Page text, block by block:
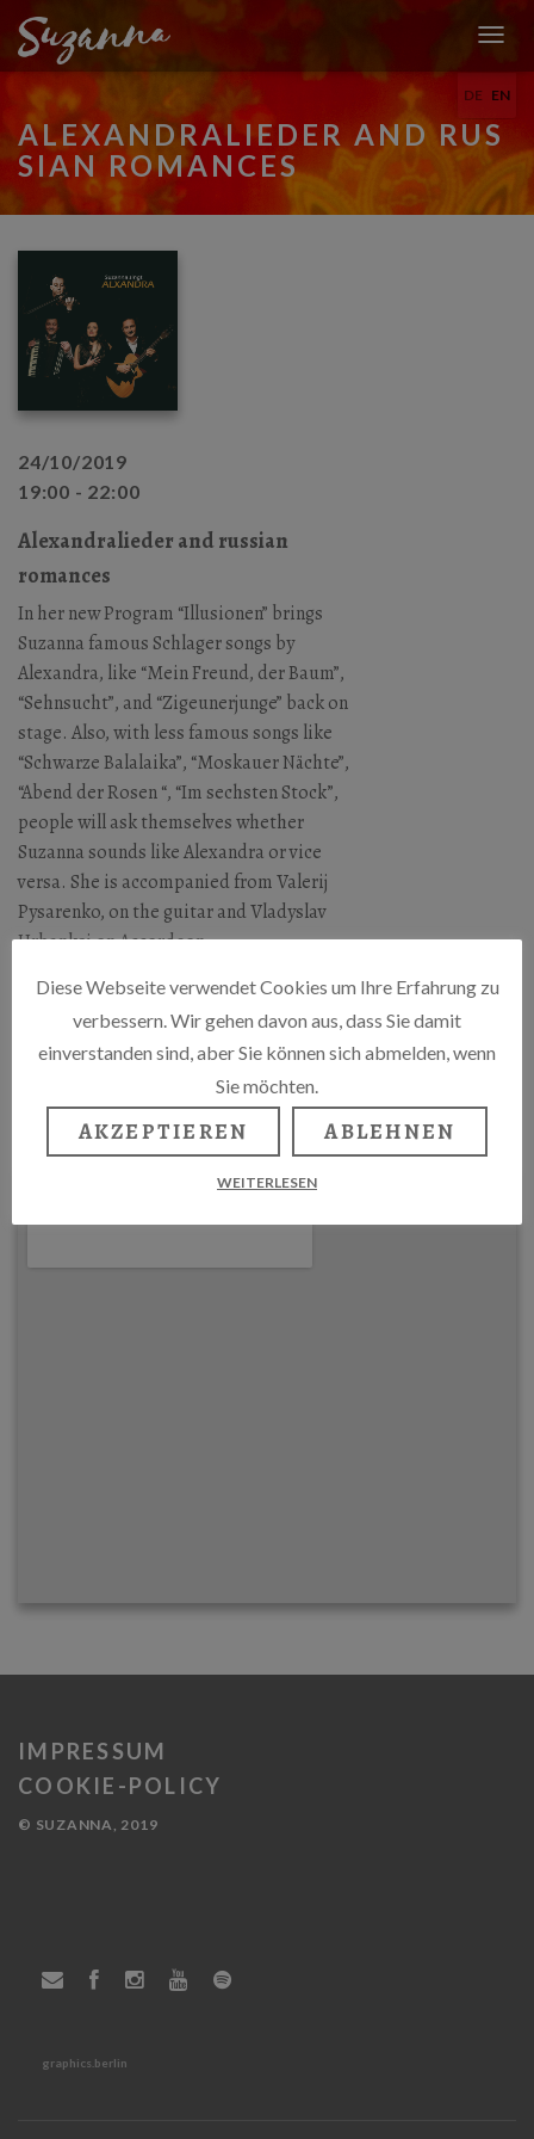
DE EN
O
G
G
L
E
N
A
ALEXANDRALIEDER AND RUS
SIAN ROMANCES
24/10/2019
19:00 - 22:00
Alexandralieder and russian
romances
In her new Program “Illusionen” brings
Suzanna famous Schlager songs by
Alexandra, like “Mein Freund, der Baum”,
“Sehnsucht”, and “Zigeunerjunge” back on
stage. Also, with less famous songs like
“Schwarze Balalaika”, “Moskauer Nächte”,
“Abend der Rosen “, “Im sechsten Stock”,
people will ask themselves whether
Suzanna sounds like Alexandra or vice
versa. She is accompanied from Valerij
Pysarenko, on the guitar and Vladyslav
Urbanksi on Accordeon.
HAUS DER SINNE
Ystader Str. 10, 10437 Berlin
IMPRESSUM
COOKIE-POLICY
© SUZANNA, 2019
graphics.berlin
Diese Webseite verwendet Cookies um Ihre Erfahrung zu
verbessern. Wir gehen davon aus, dass Sie damit
einverstanden sind, aber Sie können sich abmelden, wenn
Sie möchten.
AKZEPTIEREN ABLEHNEN
WEITERLESEN